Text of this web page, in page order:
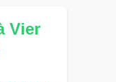
Vier